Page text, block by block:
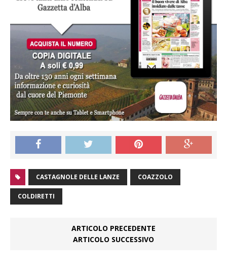
CASTAGNOLE DELLE LANZE COAZZOLO
COLDIRETTI
ARTICOLO PRECEDENTE
ARTICOLO SUCCESSIVO